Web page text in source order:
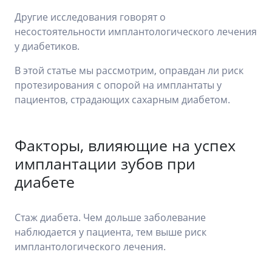
Другие исследования говорят о
несостоятельности имплантологического лечения
у диабетиков.
В этой статье мы рассмотрим, оправдан ли риск
протезирования с опорой на имплантаты у
пациентов, страдающих сахарным диабетом.
Факторы, влияющие на успех
имплантации зубов при
диабете
Стаж диабета. Чем дольше заболевание
наблюдается у пациента, тем выше риск
имплантологического лечения.